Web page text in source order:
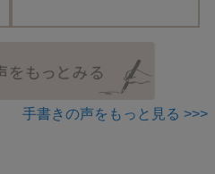
手書きの声をもっと見る >>>